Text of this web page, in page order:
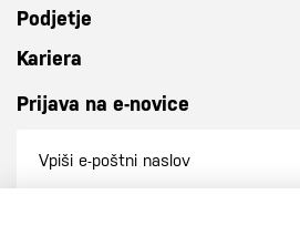
Podjetje
Kariera
Prijava na e-novice